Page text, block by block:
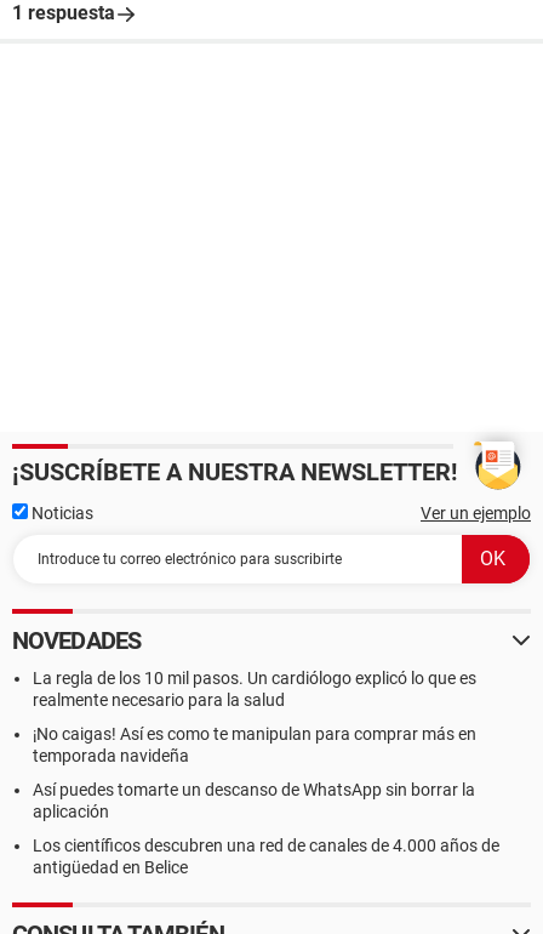
1 respuesta
¡SUSCRÍBETE A NUESTRA NEWSLETTER!
Noticias Ver un ejemplo
NOVEDADES
La regla de los 10 mil pasos. Un cardiólogo explicó lo que es
realmente necesario para la salud
¡No caigas! Así es como te manipulan para comprar más en
temporada navideña
Así puedes tomarte un descanso de WhatsApp sin borrar la
aplicación
Los científicos descubren una red de canales de 4.000 años de
antigüedad en Belice